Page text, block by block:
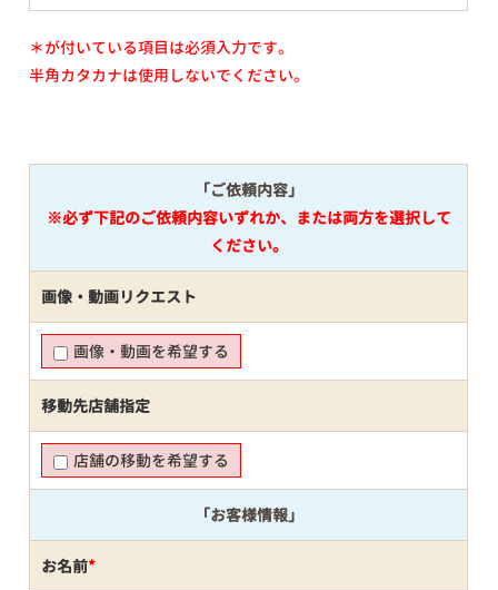
＊が付いている項目は必須入力です。
半角カタカナは使用しないでください。
「ご依頼内容」
※必ず下記のご依頼内容いずれか、または両方を選択して
ください。
画像・動画リクエスト
画像・動画を希望する
移動先店舗指定
店舗の移動を希望する
「お客様情報」
お名前*